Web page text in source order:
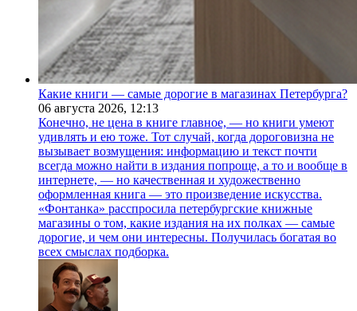
Какие книги — самые дорогие в магазинах Петербурга?
06 августа 2026, 12:13
Конечно, не цена в книге главное, — но книги умеют
удивлять и ею тоже. Тот случай, когда дороговизна не
вызывает возмущения: информацию и текст почти
всегда можно найти в издания попроще, а то и вообще в
интернете, — но качественная и художественно
оформленная книга — это произведение искусства.
«Фонтанка» расспросила петербургские книжные
магазины о том, какие издания на их полках — самые
дорогие, и чем они интересны. Получилась богатая во
всех смыслах подборка.